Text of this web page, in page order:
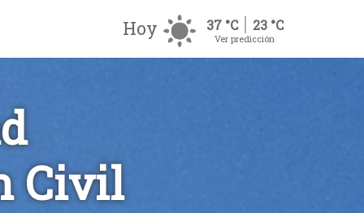
Hoy 37 °C 23 °C
Ver predicción
Civil